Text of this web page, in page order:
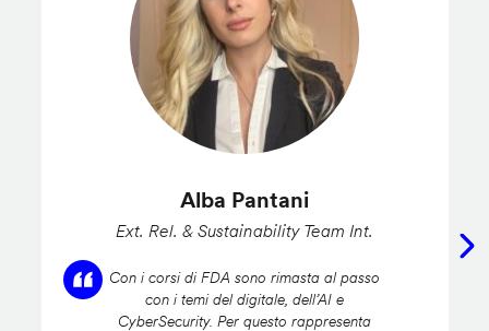
Alba Pantani
Ext. Rel. & Sustainability Team Int.
Con i corsi di FDA sono rimasta al passo
con i temi del digitale, dell’AI e
CyberSecurity. Per questo rappresenta